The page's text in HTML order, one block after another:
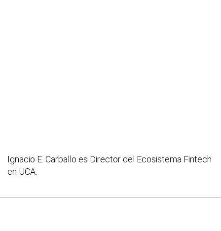
Ignacio E. Carballo es Director del Ecosistema Fintech
en UCA.